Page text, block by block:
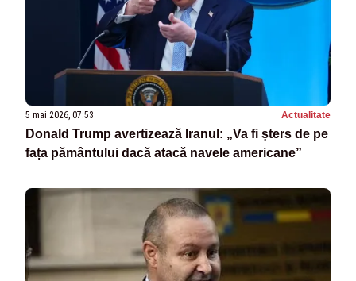
5 mai 2026, 07:53 Actualitate
Donald Trump avertizează Iranul: „Va fi șters de pe
fața pământului dacă atacă navele americane”